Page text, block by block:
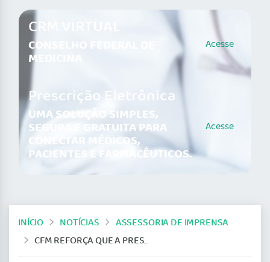
CRM VIRTUAL
CONSELHO FEDERAL DE
MEDICINA
Acesse
Prescrição Eletrônica
UMA SOLUÇÃO SIMPLES,
SEGURA E GRATUITA PARA
CONECTAR MÉDICOS,
PACIENTES E FARMACÊUTICOS.
Acesse
INÍCIO NOTÍCIAS
ASSESSORIA DE IMPRENSA
CFM REFORÇA QUE A PRESCRIÇÃO DE MEDICAMENTOS ESTÁ RESTRITA A MÉDICOS